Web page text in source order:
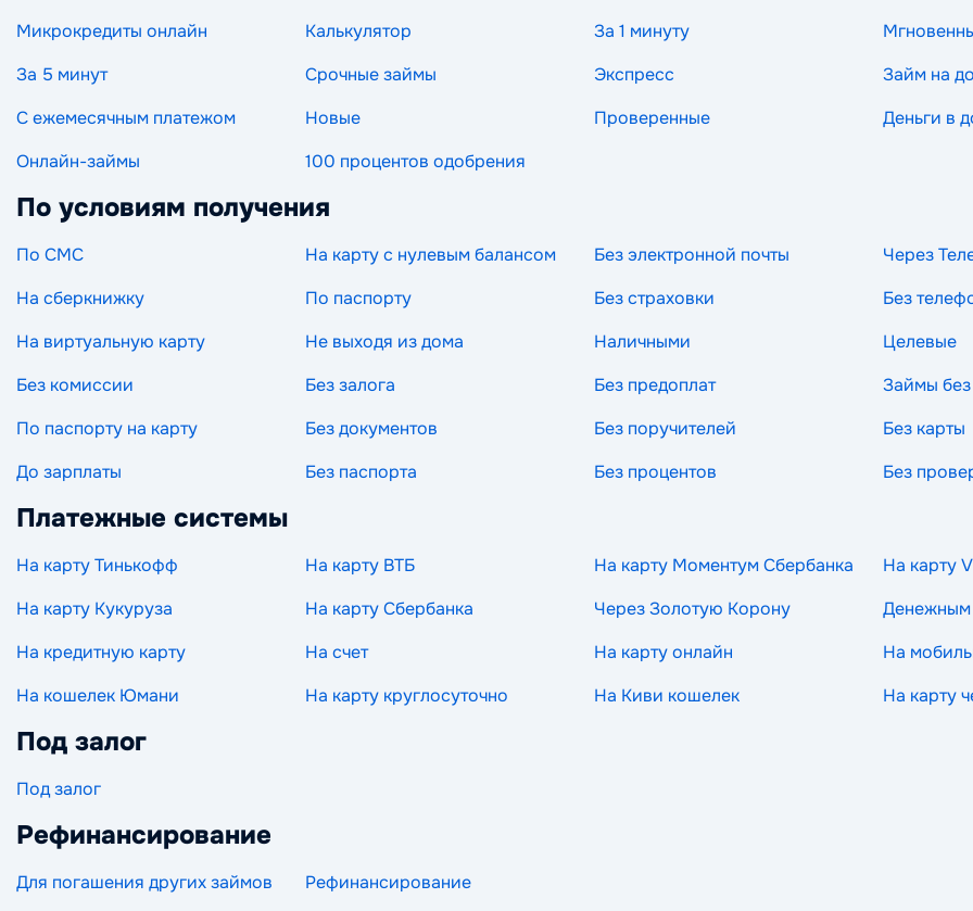
Микрокредиты онлайн
Калькулятор За 1 минуту
За 5 минут
Срочные займы Экспресс Займ на
С ежемесячным платежом
Новые Проверенные Деньги в
Онлайн-займы
100 процентов одобрения
По условиям получения
По СМС На карту с нулевым балансом Без электронной почты Через
На сберкнижку
По паспорту Без страховки Без
На виртуальную карту
Не выходя из дома Наличными Целевые
Без комиссии
Без залога Без предоплат Займы
По паспорту на карту
Без документов Без поручителей Без карты
До зарплаты
Без паспорта Без процентов Без
Платежные системы
На карту Тинькофф На карту ВТБ На карту Моментум Сбербанка На карту
На карту Кукуруза
На карту Сбербанка Через Золотую Корону
На кредитную карту
На счет На карту онлайн На
На кошелек Юмани
На карту круглосуточно На Киви кошелек На карту
Под залог
Под залог
Рефинансирование
Для погашения других займов Рефинансирование